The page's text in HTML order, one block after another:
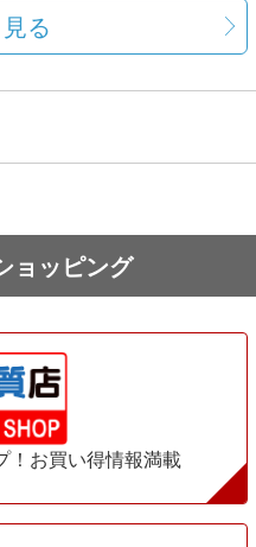
る
ョッピング
！お買い得情報満載